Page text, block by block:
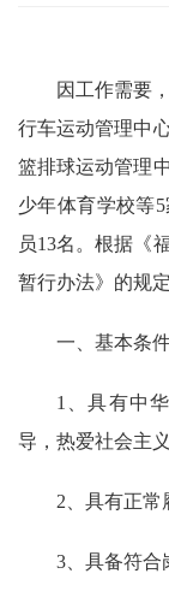
因工作需要
行车运动管理中
篮排球运动管理
少年体育学校等
员13名。根据《
暂行办法》的规
一、基本条
1、具有中
导，热爱社会主
2、具有正常
3、具备符合